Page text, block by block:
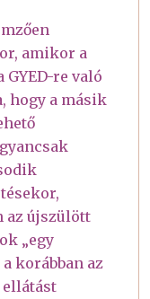
amikor a
GYED-re való
hogy a másik
az újszülött
„egy
korábban az